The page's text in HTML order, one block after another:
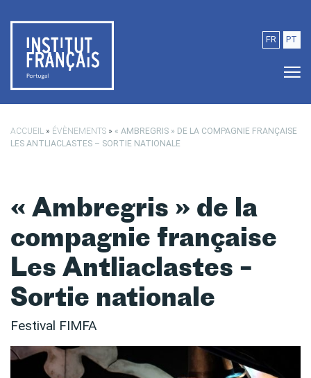
FR PT
ACCUEIL » ÉVÈNEMENTS » « AMBREGRIS » DE LA COMPAGNIE FRANÇAISE
LES ANTLIACLASTES – SORTIE NATIONALE
« Ambregris » de la
compagnie française
Les Antliaclastes –
Sortie nationale
Festival FIMFA